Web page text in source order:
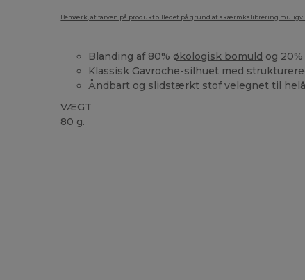
Bemærk, at farven på produktbilledet på grund af skærmkalibrering
Blanding af 80% økologisk bomuld og
Klassisk Gavroche-silhuet med
Åndbart og slidstærkt stof velegnet til
VÆGT
80 g.